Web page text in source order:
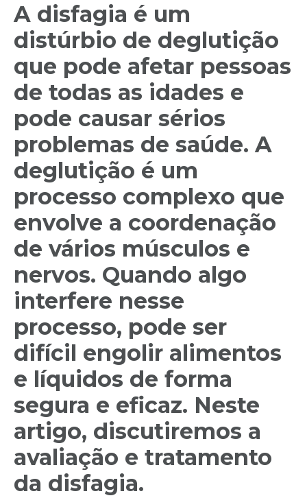
A disfagia é um
distúrbio de deglutição
que pode afetar pessoas
de todas as idades e
pode causar sérios
problemas de saúde. A
deglutição é um
processo complexo que
envolve a coordenação
de vários músculos e
nervos. Quando algo
interfere nesse
processo, pode ser
difícil engolir alimentos
e líquidos de forma
segura e eficaz. Neste
artigo, discutiremos a
avaliação e tratamento
da disfagia.